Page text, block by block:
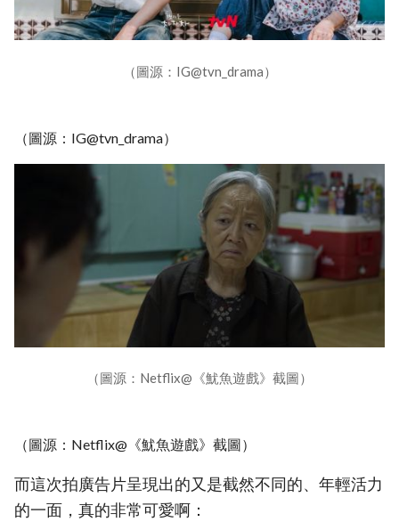
（圖源：IG@tvn_drama）
（圖源：IG@tvn_drama）
（圖源：Netflix@《魷魚遊戲》截圖）
（圖源：Netflix@《魷魚遊戲》截圖）
而這次拍廣告片呈現出的又是截然不同的、年輕活力
的一面，真的非常可愛啊：